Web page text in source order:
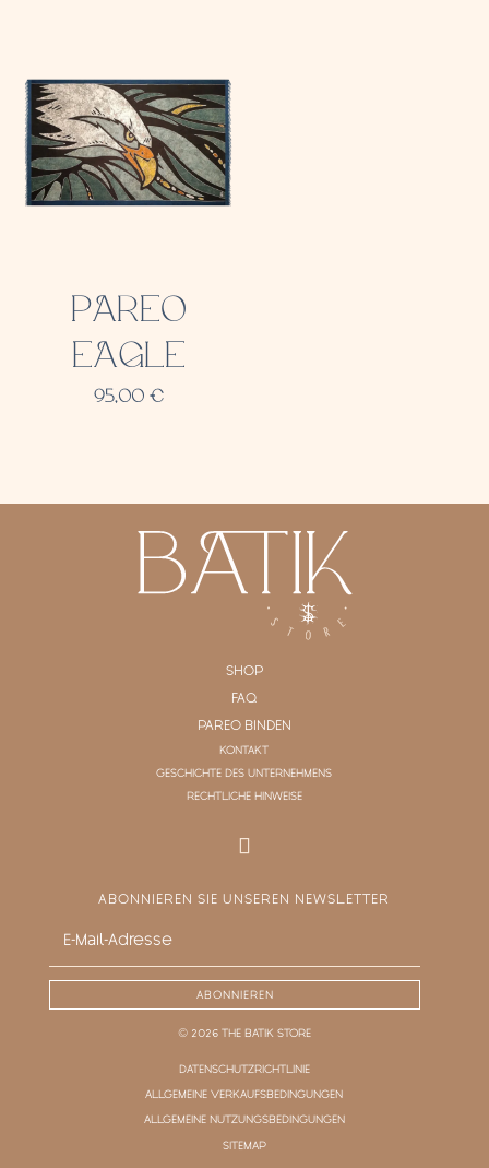
PAREO
EAGLE
95,00 €
SHOP
FAQ
PAREO BINDEN
KONTAKT
GESCHICHTE DES UNTERNEHMENS
RECHTLICHE HINWEISE
ABONNIEREN SIE UNSEREN NEWSLETTER
ABONNIEREN
© 2026 THE BATIK STORE
DATENSCHUTZRICHTLINIE
ALLGEMEINE VERKAUFSBEDINGUNGEN
ALLGEMEINE NUTZUNGSBEDINGUNGEN
SITEMAP